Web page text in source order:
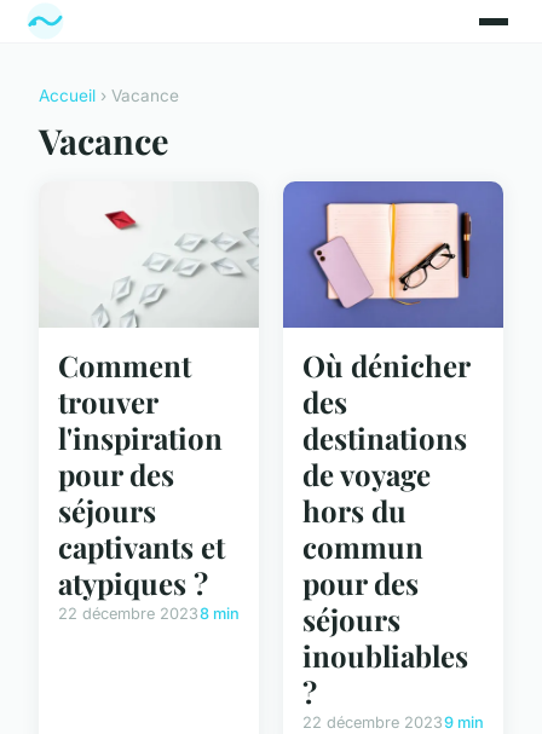
Accueil › Vacance
Vacance
Comment
trouver
l'inspiration
pour des
séjours
captivants et
atypiques ?
22 décembre 20238 min
Où dénicher
des
destinations
de voyage
hors du
commun
pour des
séjours
inoubliables
?
22 décembre 20239 min